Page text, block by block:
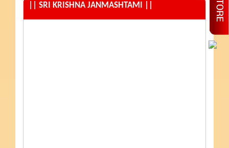
|| SRI KRISHNA JANMASHTAMI ||